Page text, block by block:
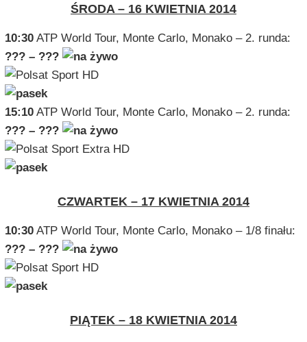
ŚRODA – 16 KWIETNIA 2014
10:30ATP World Tour, Monte Carlo, Monako – 2. runda:
??? – ???
15:10ATP World Tour, Monte Carlo, Monako – 2. runda:
??? – ???
CZWARTEK – 17 KWIETNIA 2014
10:30ATP World Tour, Monte Carlo, Monako – 1/8 finału:
??? – ???
PIĄTEK – 18 KWIETNIA 2014